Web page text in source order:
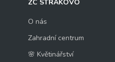
ZC STRAKOVO
O nás
Zahradní centrum
🌸 Květinářství